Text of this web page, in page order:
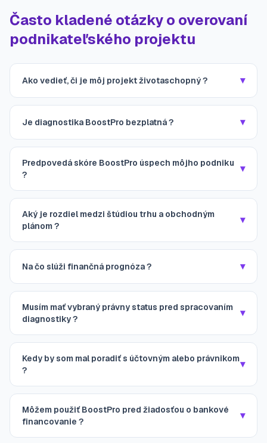
Často kladené otázky o overovaní
podnikateľského projektu
Ako vedieť, či je môj projekt životaschopný ? ▾
Je diagnostika BoostPro bezplatná ? ▾
Predpovedá skóre BoostPro úspech môjho podniku
?
▾
Aký je rozdiel medzi štúdiou trhu a obchodným
plánom ?
▾
Na čo slúži finančná prognóza ? ▾
Musím mať vybraný právny status pred spracovaním
diagnostiky ?
▾
Kedy by som mal poradiť s účtovným alebo právnikom
?
▾
Môžem použiť BoostPro pred žiadosťou o bankové
financovanie ?
▾